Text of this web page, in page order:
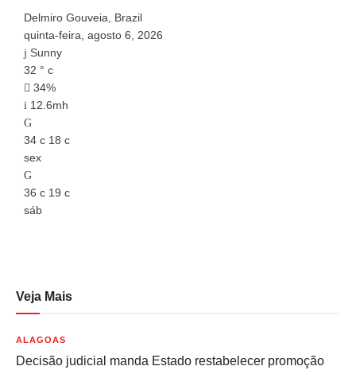
Delmiro Gouveia, Brazil
quinta-feira, agosto 6, 2026
Sunny
32 ° c
34%
12.6mh
34 c 18 c
sex
36 c 19 c
sáb
Veja Mais
ALAGOAS
Decisão judicial manda Estado restabelecer promoção